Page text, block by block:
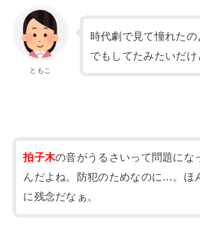
ともこ
時代劇で見て憧れた
でもしてたみたいだけ
拍子木の音がうるさいって問題にな
んだよね。防犯のためなのに…。ほ
に残念だなぁ。